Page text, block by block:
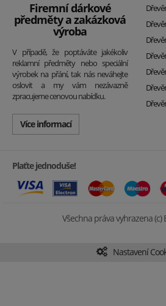
Firemní dárkové
předměty a zakázková
výroba
V případě, že poptáváte jakékoliv
reklamní předměty nebo speciální
výrobek na přání, tak nás neváhejte
oslovit a my vám nezávazně
zpracujeme cenovou nabídku.
Více informací
Plaťte jednoduše!
Všechna práva vyhrazena (c)
Nastavení